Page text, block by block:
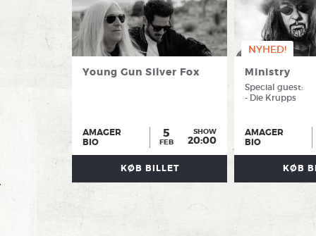
Young Gun Silver Fox
AMAGER
BIO
5
FEB
SHOW
20:00
KØB BILLET
NYHED!
Ministry
Special guest:
- Die Krupps
AMAGER
BIO
KØB